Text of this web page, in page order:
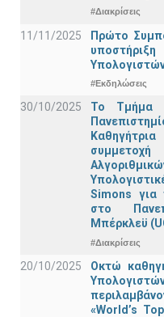
#Διακρίσεις
11/11/2025
Πρώτο
#Εκδηλώσεις
30/10/2025
Το Τμήμα
Simons για
στο
Μπέρκλεϋ
#Διακρίσεις
20/10/2025
Οκτώ
«World’s